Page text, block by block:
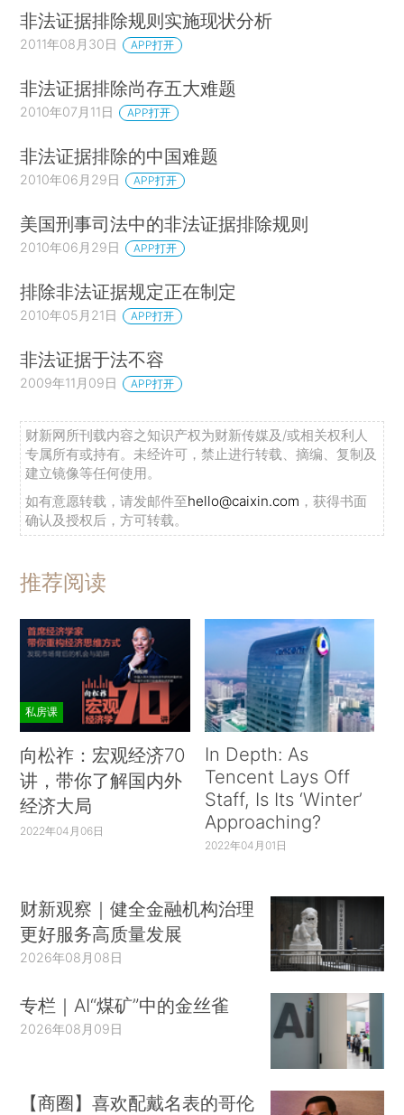
非法证据排除规则实施现状分析
2011年08月30日 APP打开
非法证据排除尚存五大难题
2010年07月11日 APP打开
非法证据排除的中国难题
2010年06月29日 APP打开
美国刑事司法中的非法证据排除规则
2010年06月29日 APP打开
排除非法证据规定正在制定
2010年05月21日 APP打开
非法证据于法不容
2009年11月09日 APP打开
财新网所刊载内容之知识产权为财新传媒及/或相关权利人
专属所有或持有。未经许可，禁止进行转载、摘编、复制及
建立镜像等任何使用。
如有意愿转载，请发邮件至hello@caixin.com ，获得书面
确认及授权后，方可转载。
推荐阅读
私房课
向松祚：宏观经济70
讲，带你了解国内外
经济大局
2022年04月06日
In Depth: As
Tencent Lays Off
Staff, Is Its ‘Winter’
Approaching?
2022年04月01日
财新观察｜健全金融机构治理
更好服务高质量发展
2026年08月08日
专栏｜AI“煤矿”中的金丝雀
2026年08月09日
【商圈】喜欢配戴名表的哥伦